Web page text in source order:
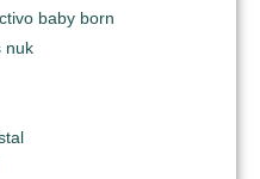
baby born
nuk